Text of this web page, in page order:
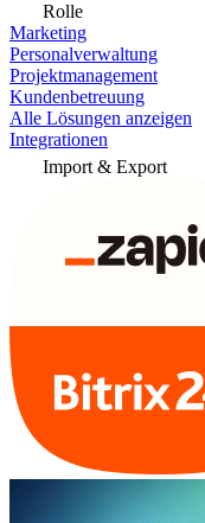
Rolle
Marketing
Personalverwaltung
Projektmanagement
Kundenbetreuung
Alle Lösungen anzeigen
Integrationen
Import & Export